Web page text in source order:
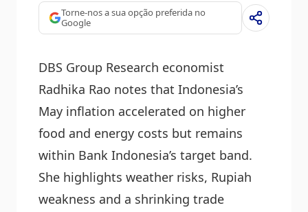
Torne-nos a sua opção preferida no
Google
DBS Group Research economist
Radhika Rao notes that Indonesia’s
May inflation accelerated on higher
food and energy costs but remains
within Bank Indonesia’s target band.
She highlights weather risks, Rupiah
weakness and a shrinking trade